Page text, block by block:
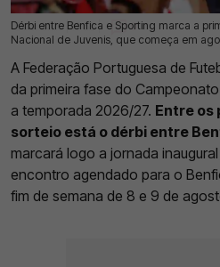
Dérbi entre Benfica e Sporting marca a
Nacional de Juvenis, que começa em
15 Jul 2026 | 16:55 | 0
A Federação Portuguesa de
da primeira fase do
a temporada 2026/27. Entre os
sorteio está o dérbi entre
marcará logo a jornada inaugural
encontro agendado para o
fim de semana de 8 e 9 de